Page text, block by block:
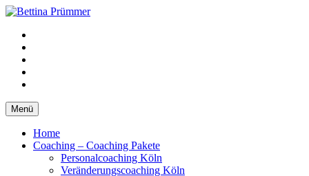
Springe
Inhalt
Menü
Home
Coaching – Coaching Pakete
Personalcoaching Köln
Veränderungscoaching Köln